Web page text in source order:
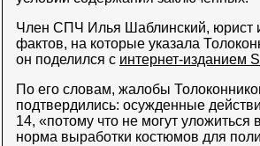
Член СПЧ Илья Шаблинский, юрист
фактов, на которые указала
он поделился с интернет-изданием
По его словам, жалобы
подтвердились: осужденные
14, «потому что не могут
норма выработки костюмов для